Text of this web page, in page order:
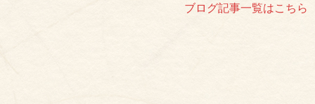
ブログ記事一覧はこちら